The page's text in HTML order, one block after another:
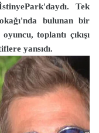
Tek
bulunan bir
toplantı çıkışı
yansıdı.